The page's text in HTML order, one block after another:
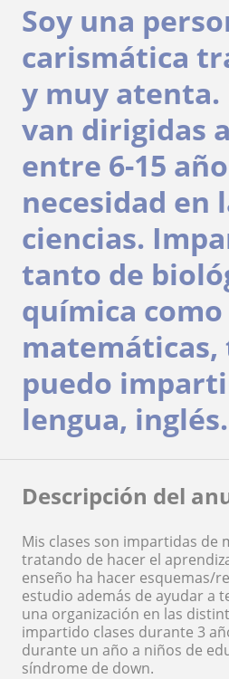
Soy una
carismática
y muy atenta.
van dirigidas
entre 6-15
necesidad en
ciencias.
tanto de
química como
matemáticas,
puedo
lengua,
Descripción del
Mis clases son impartidas de
tratando de hacer el
enseño ha hacer esquemas/
estudio además de ayudar a
una organización en las
impartido clases durante 3
durante un año a niños de
síndrome de down.